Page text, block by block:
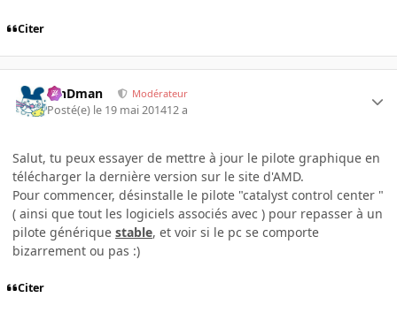
Citer
RinDman Modérateur
Posté(e) le 19 mai 201412 a
Salut, tu peux essayer de mettre à jour le pilote graphique en
télécharger la dernière version sur le site d'AMD.
Pour commencer, désinstalle le pilote "catalyst control center "
( ainsi que tout les logiciels associés avec ) pour repasser à un
pilote générique stable, et voir si le pc se comporte
bizarrement ou pas :)
Citer